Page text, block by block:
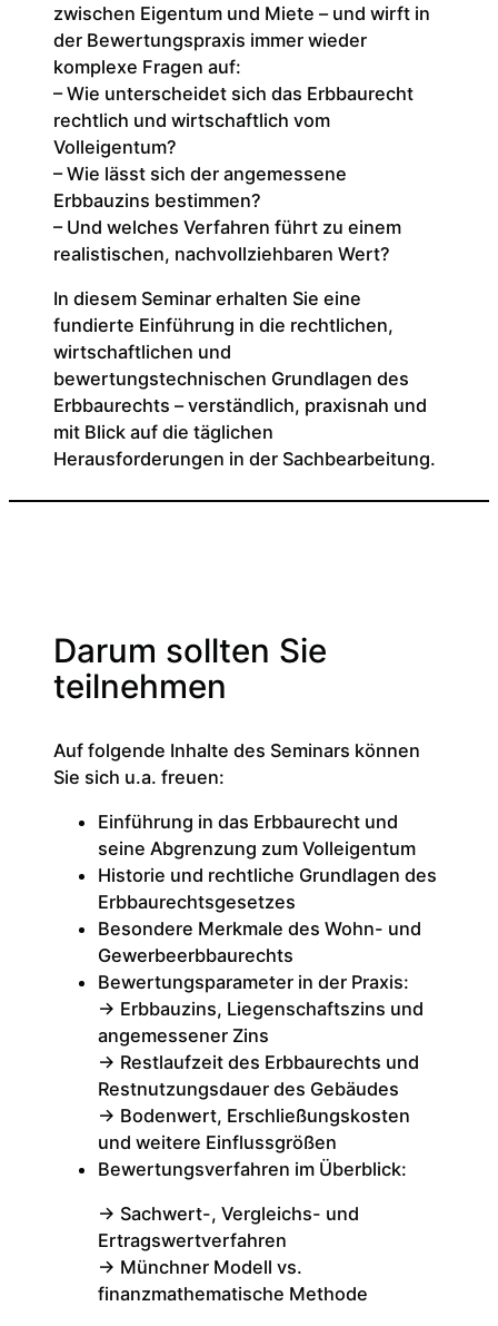
zwischen Eigentum und Miete – und wirft in
der Bewertungspraxis immer wieder
komplexe Fragen auf:
– Wie unterscheidet sich das Erbbaurecht
rechtlich und wirtschaftlich vom
Volleigentum?
– Wie lässt sich der angemessene
Erbbauzins bestimmen?
– Und welches Verfahren führt zu einem
realistischen, nachvollziehbaren Wert?
In diesem Seminar erhalten Sie eine
fundierte Einführung in die rechtlichen,
wirtschaftlichen und
bewertungstechnischen Grundlagen des
Erbbaurechts – verständlich, praxisnah und
mit Blick auf die täglichen
Herausforderungen in der Sachbearbeitung.
Darum sollten Sie
teilnehmen
Auf folgende Inhalte des Seminars können
Sie sich u.a. freuen:
Einführung in das Erbbaurecht und
seine Abgrenzung zum Volleigentum
Historie und rechtliche Grundlagen des
Erbbaurechtsgesetzes
Besondere Merkmale des Wohn- und
Gewerbeerbbaurechts
Bewertungsparameter in der Praxis:
-> Erbbauzins, Liegenschaftszins und
angemessener Zins
-> Restlaufzeit des Erbbaurechts und
Restnutzungsdauer des Gebäudes
-> Bodenwert, Erschließungskosten
und weitere Einflussgrößen
Bewertungsverfahren im Überblick:
-> Sachwert-, Vergleichs- und
Ertragswertverfahren
-> Münchner Modell vs.
finanzmathematische Methode